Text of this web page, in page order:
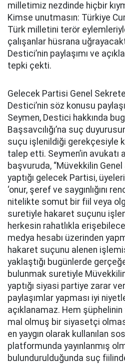
milletimiz nezdinde hiçbir
Kimse unutmasın: Türkiye
Türk milletini terör
çalışanlar hüsrana
Destici’nin paylaşımı ve
tepki çekti.
Gelecek Partisi Genel
Destici’nin söz konusu
Seymen, Destici hakkında
Başsavcılığı’na suç
suçu işlenildiği gerekçesiyle
talep etti. Seymen’in avukatı
başvuruda, “Müvekkilin
yaptığı gelecek Partisi,
‘onur, şeref ve saygınlığını
nitelikte somut bir fiil veya
suretiyle hakaret suçunu
herkesin rahatlıkla
medya hesabı üzerinden
hakaret suçunu alenen
yaklaştığı bugünlerde
bulunmak suretiyle
yaptığı siyasi partiye zarar
paylaşımlar yapması iyi
açıklanamaz. Hem şüphelinin
mal olmuş bir siyasetçi
en yaygın olarak kullanılan
platformunda yayınlanmış
bulundurulduğunda suç